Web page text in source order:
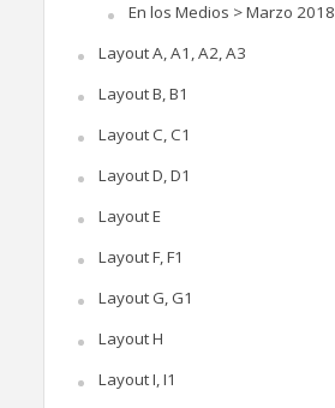
En los Medios > Marzo 2018
Layout A, A1, A2, A3
Layout B, B1
Layout C, C1
Layout D, D1
Layout E
Layout F, F1
Layout G, G1
Layout H
Layout I, I1